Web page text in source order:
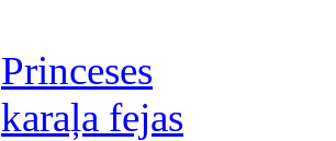
Princeses
karaļa fejas